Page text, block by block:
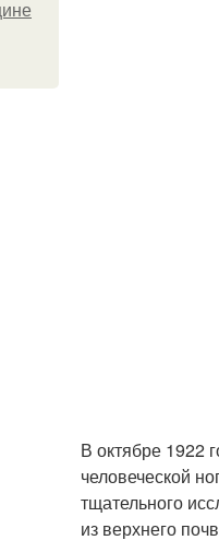
В октябре 1922
человеческой
тщательного
из верхнего